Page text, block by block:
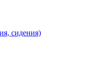
сидения)